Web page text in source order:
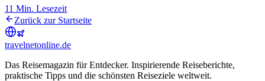
11 Min. Lesezeit
Zurück zur Startseite
travelnetonline.de
Das Reisemagazin für Entdecker. Inspirierende Reiseberichte,
praktische Tipps und die schönsten Reiseziele weltweit.